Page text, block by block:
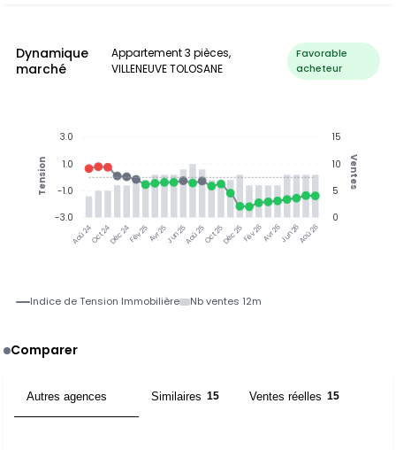
Dynamique
marché
Appartement 3 pièces,
VILLENEUVE TOLOSANE
Favorable
acheteur
Aoû 24Oct 24Déc 24Fév 25Avr 25Jun 25Aoû 25Oct 25Déc 25Fév 26Avr 26Jun 26Aoû 26
15
10
5
0
Ventes
3.0
1.0
-1.0
-3.0
Tension
Indice de Tension Immobilière Nb ventes 12m
Comparer
Autres agences Similaires 15 Ventes réelles 15